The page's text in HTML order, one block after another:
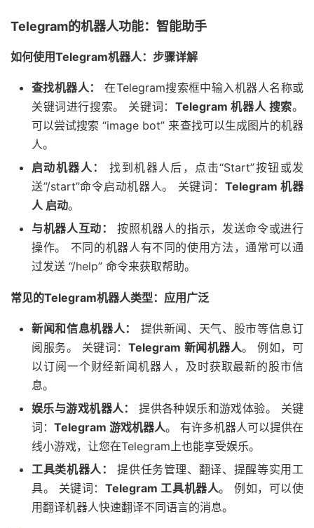
Telegram的机器人功能：智能助手
如何使用Telegram机器人：步骤详解
查找机器人：
在Telegram搜索框中输入机器人名称或
关键词进行搜索。 关键词： Telegram 机器人 搜索。
可以尝试搜索 “image bot” 来查找可以生成图片的机器
人。
启动机器人：
找到机器人后，点击“Start”按钮或发
送”/start”命令启动机器人。 关键词： Telegram 机器
人 启动。
与机器人互动：
按照机器人的指示，发送命令或进行
操作。 不同的机器人有不同的使用方法，通常可以通
过发送 “/help” 命令来获取帮助。
常见的Telegram机器人类型：应用广泛
新闻和信息机器人：
提供新闻、天气、股市等信息订
阅服务。 关键词： Telegram 新闻机器人。 例如，可
以订阅一个财经新闻机器人，及时获取最新的股市信
息。
娱乐与游戏机器人：
提供各种娱乐和游戏体验。 关键
词： Telegram 游戏机器人。 有许多机器人可以提供在
线小游戏，让您在Telegram上也能享受娱乐。
工具类机器人：
提供任务管理、翻译、提醒等实用工
具。 关键词： Telegram 工具机器人。 例如，可以使
用翻译机器人快速翻译不同语言的消息。